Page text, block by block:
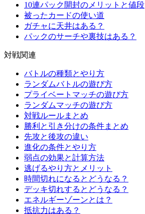
10連パック開封のメリットと値段
被ったカードの使い道
ガチャに天井はある？
パックのサーチや裏技はある？
対戦関連
バトルの種類とやり方
ランダムバトルの遊び方
プライベートマッチの遊び方
ランダムマッチの遊び方
対戦ルールまとめ
勝利と引き分けの条件まとめ
先攻と後攻の違い
進化の条件とやり方
弱点の効果と計算方法
逃げるやり方とメリット
時間切れになるとどうなる？
デッキ切れするとどうなる？
エネルギーゾーンとは？
抵抗力はある？